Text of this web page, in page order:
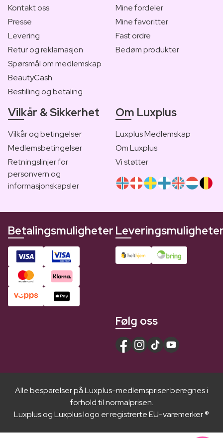
Kontakt oss
Presse
Levering
Retur og reklamasjon
Spørsmål om medlemskap
BeautyCash
Bestilling og betaling
Mine fordeler
Mine favoritter
Fast ordre
Bedøm produkter
Vilkår & Sikkerhet
Vilkår og betingelser
Medlemsbetingelser
Retningslinjer for
personvern og
informasjonskapsler
Om Luxplus
Luxplus Medlemskap
Om Luxplus
Vi støtter
Betalingsmuligheter
Følg oss
Alle besparelser på Luxplus-medlemspriser beregnes i
forhold til normalprisen.
Luxplus og Luxplus logo er registrerte EU-varemerker ®